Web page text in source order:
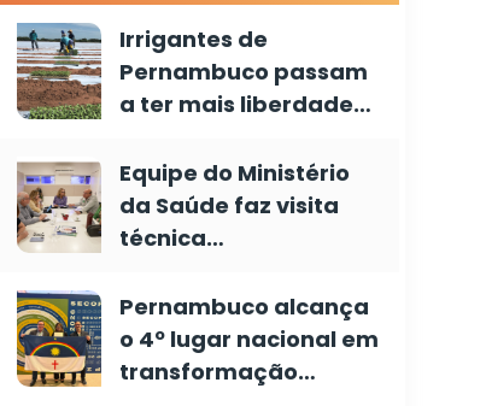
Irrigantes de
Pernambuco passam
a ter mais liberdade…
Equipe do Ministério
da Saúde faz visita
técnica…
Pernambuco alcança
o 4º lugar nacional em
transformação…